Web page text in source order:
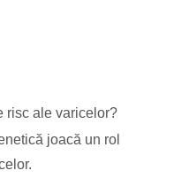
risc ale varicelor?
joacă un rol